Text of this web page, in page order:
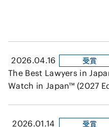
2026.04.16 受賞
The Best Lawyers in
Watch in Japan™ (2027
2026.01.14 受賞